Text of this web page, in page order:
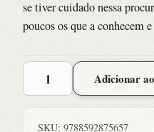
se tiver cuidado nessa
poucos os que a conhecem
FIRMINA
quantidade
Adicionar
SKU: 9788592875657